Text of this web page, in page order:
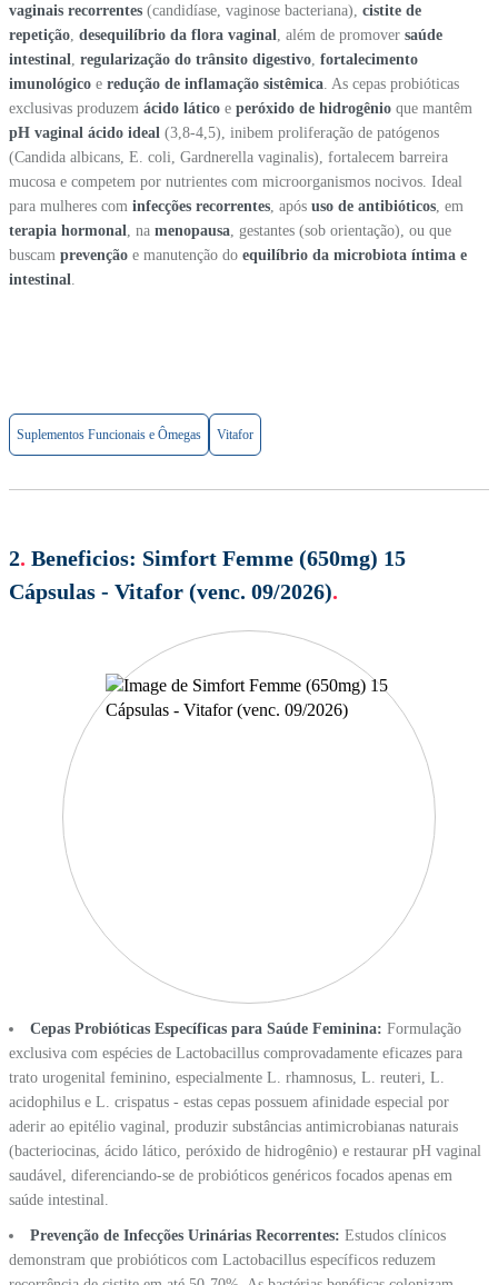
vaginais recorrentes (candidíase, vaginose bacteriana), cistite de
repetição desequilíbrio da flora vaginal , além de promover saúde
intestinal regularização do trânsito digestivo fortalecimento
imunológico e redução de inflamação sistêmica . As cepas probióticas
exclusivas produzem ácido lático e peróxido de hidrogênio que mantêm
pH vaginal ácido ideal (3,8-4,5), inibem proliferação de patógenos
(Candida albicans, E. coli, Gardnerella vaginalis), fortalecem barreira
mucosa e competem por nutrientes com microorganismos nocivos. Ideal
para mulheres com infecções recorrentes , após uso de antibióticos , em
terapia hormonal , na menopausa , gestantes (sob orientação), ou que
buscam prevenção e manutenção do equilíbrio da microbiota íntima e
intestinal
Suplementos Funcionais e Ômegas Vitafor
2. Beneficios: Simfort Femme (650mg) 15
Cápsulas - Vitafor (venc. 09/2026).
Cepas Probióticas Específicas para Saúde Feminina: Formulação
exclusiva com espécies de Lactobacillus comprovadamente eficazes para
trato urogenital feminino, especialmente L. rhamnosus, L. reuteri, L.
acidophilus e L. crispatus - estas cepas possuem afinidade especial por
aderir ao epitélio vaginal, produzir substâncias antimicrobianas naturais
(bacteriocinas, ácido lático, peróxido de hidrogênio) e restaurar pH vaginal
saudável, diferenciando-se de probióticos genéricos focados apenas em
saúde intestinal.
Prevenção de Infecções Urinárias Recorrentes: Estudos clínicos
demonstram que probióticos com Lactobacillus específicos reduzem